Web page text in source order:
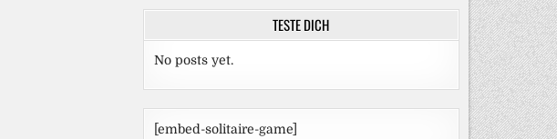
TESTE DICH
No posts yet.
[embed-solitaire-game]